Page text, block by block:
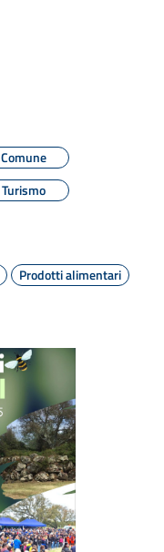
Comune
Turismo
Prodotti alimentari